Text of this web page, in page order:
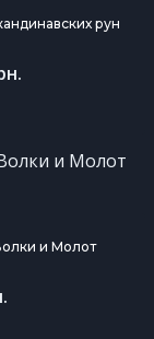
рун
и Молот